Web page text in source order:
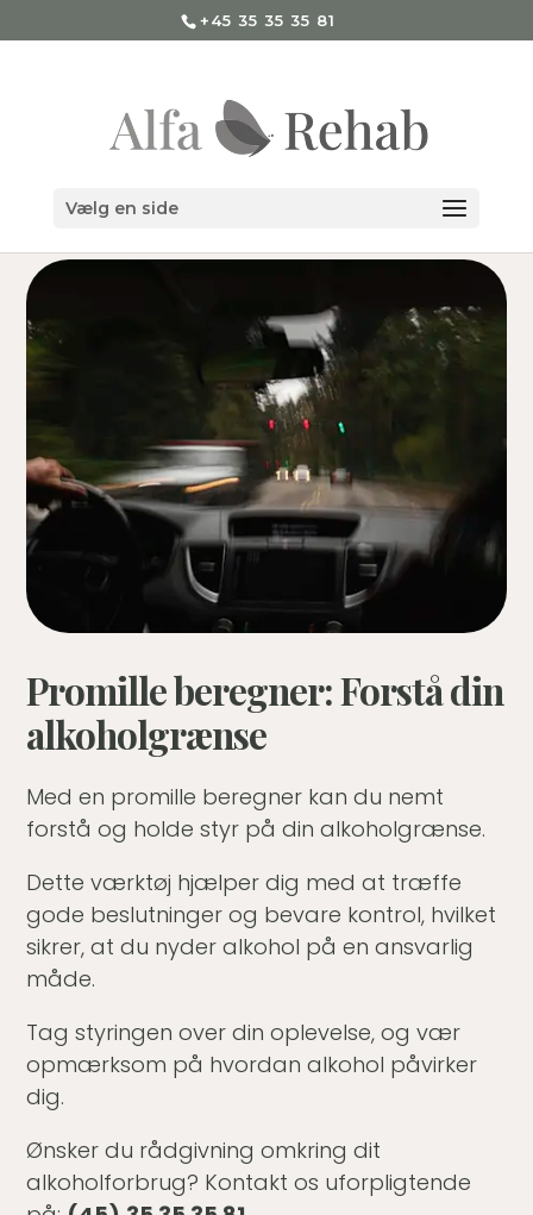
+45 35 35 35 81
Vælg en side
Promille beregner: Forstå din
alkoholgrænse
Med en promille beregner kan du nemt
forstå og holde styr på din alkoholgrænse.
Dette værktøj hjælper dig med at træffe
gode beslutninger og bevare kontrol, hvilket
sikrer, at du nyder alkohol på en ansvarlig
måde.
Tag styringen over din oplevelse, og vær
opmærksom på hvordan alkohol påvirker
dig.
Ønsker du rådgivning omkring dit
alkoholforbrug? Kontakt os uforpligtende